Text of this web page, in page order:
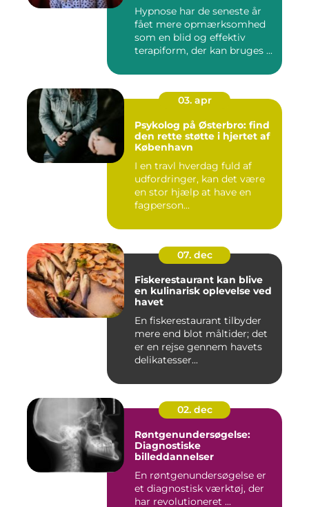
Hypnose har de seneste år
fået mere opmærksomhed
som en blid og effektiv
terapiform, der kan bruges ...
03. apr
Psykolog på Østerbro: find
den rette støtte i hjertet af
København
I en travl hverdag fuld af
udfordringer, kan det være
en stor hjælp at have en
fagperson...
07. dec
Fiskerestaurant kan blive
en kulinarisk oplevelse ved
havet
En fiskerestaurant tilbyder
mere end blot måltider; det
er en rejse gennem havets
delikatesser...
02. dec
Røntgenundersøgelse:
Diagnostiske
billeddannelser
En røntgenundersøgelse er
et diagnostisk værktøj, der
har revolutioneret ...